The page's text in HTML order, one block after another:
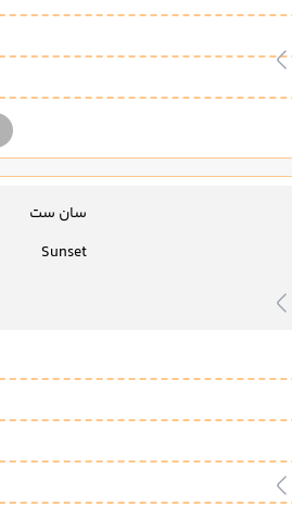
سان ست
Sunset